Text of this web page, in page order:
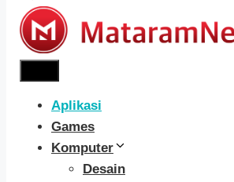
Aplikasi
Games
Komputer
Desain